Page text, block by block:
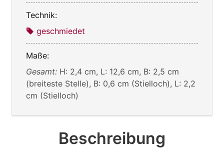
Technik:
geschmiedet
Maße:
Gesamt: H: 2,4 cm, L: 12,6 cm, B: 2,5 cm
(breiteste Stelle), B: 0,6 cm (Stielloch), L: 2,2
cm (Stielloch)
Beschreibung